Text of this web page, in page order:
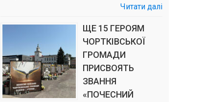
Читати далі
ЩЕ 15 ГЕРОЯМ
ЧОРТКІВСЬКОЇ
ГРОМАДИ
ПРИСВОЯТЬ
ЗВАННЯ
«ПОЧЕСНИЙ